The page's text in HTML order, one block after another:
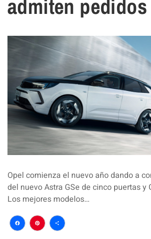
admiten pedidos
Opel comienza el nuevo año dando a
del nuevo Astra GSe de cinco puertas y
Los mejores modelos…